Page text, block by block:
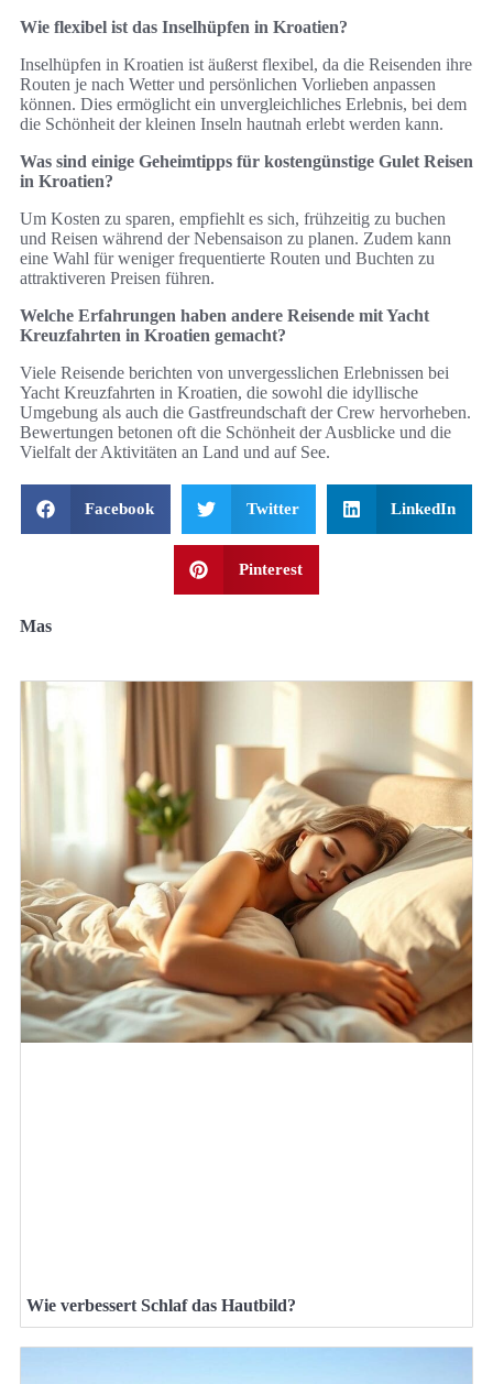
Wie flexibel ist das Inselhüpfen in Kroatien?
Inselhüpfen in Kroatien ist äußerst flexibel, da die Reisenden ihre
Routen je nach Wetter und persönlichen Vorlieben anpassen
können. Dies ermöglicht ein unvergleichliches Erlebnis, bei dem
die Schönheit der kleinen Inseln hautnah erlebt werden kann.
Was sind einige Geheimtipps für kostengünstige Gulet Reisen
in Kroatien?
Um Kosten zu sparen, empfiehlt es sich, frühzeitig zu buchen
und Reisen während der Nebensaison zu planen. Zudem kann
eine Wahl für weniger frequentierte Routen und Buchten zu
attraktiveren Preisen führen.
Welche Erfahrungen haben andere Reisende mit Yacht
Kreuzfahrten in Kroatien gemacht?
Viele Reisende berichten von unvergesslichen Erlebnissen bei
Yacht Kreuzfahrten in Kroatien, die sowohl die idyllische
Umgebung als auch die Gastfreundschaft der Crew hervorheben.
Bewertungen betonen oft die Schönheit der Ausblicke und die
Vielfalt der Aktivitäten an Land und auf See.
Facebook Twitter LinkedIn
Pinterest
Mas
Wie verbessert Schlaf das Hautbild?